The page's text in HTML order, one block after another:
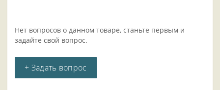
Нет вопросов о данном товаре, станьте первым и
задайте свой вопрос.
+ Задать вопрос